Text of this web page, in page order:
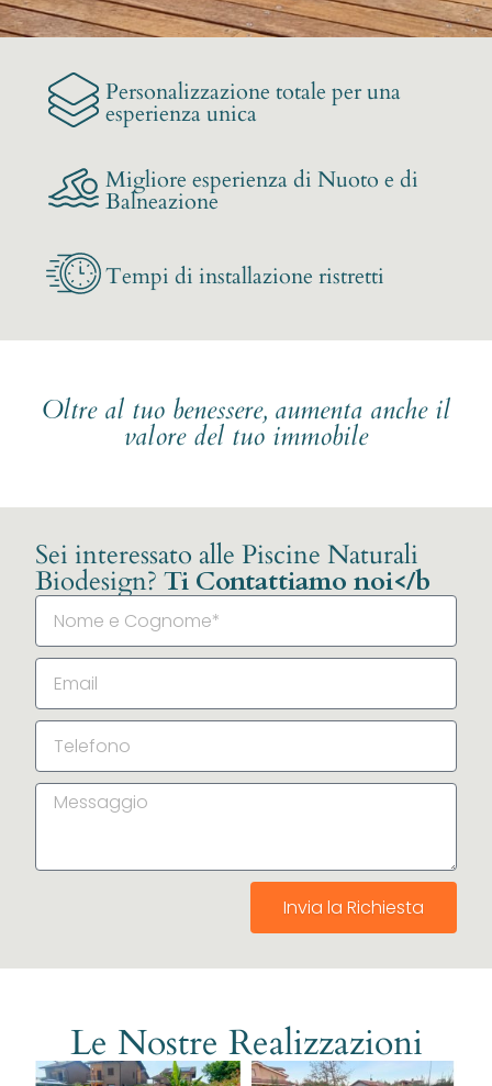
Personalizzazione totale per una
esperienza unica
Migliore esperienza di Nuoto e di
Balneazione
Tempi di installazione ristretti
Oltre al tuo benessere, aumenta anche il
valore del tuo immobile
Sei interessato alle Piscine Naturali
Biodesign? Ti Contattiamo noi</b
Invia la Richiesta
Le Nostre Realizzazioni